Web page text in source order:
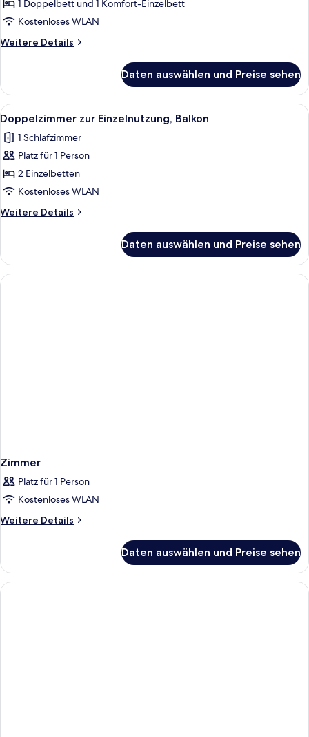
1 Doppelbett und 1 Komfort-Einzelbett
Kostenloses WLAN
Weitere Details
Weitere
Balkon
Daten auswählen und Preise sehen
Alle
Fotos
für
Doppelzimmer
zur
Einzelnutzung,
Balkon
anzeigen
Doppelzimmer zur Einzelnutzung,
4
Doppelzimmer zur Einzelnutzung, Balkon
1 Schlafzimmer
Platz für 1 Person
2 Einzelbetten
Kostenloses WLAN
Weitere Details
Weitere
zur
Einzelnutzung,
Balkon
Daten auswählen und Preise sehen
Zimmer
Platz für 1 Person
Kostenloses WLAN
Weitere Details
Weitere
Daten auswählen und Preise sehen